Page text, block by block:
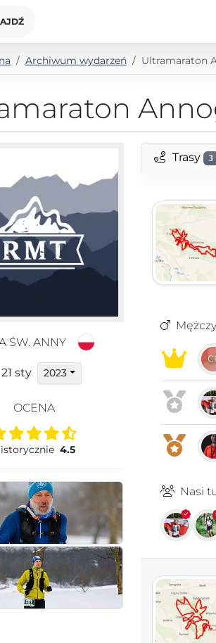
Archiwum wydarzeń Ultramaraton
ŚW. ANNY
21 sty 2023
OCENA
4.5
Trasy 3
Nasi